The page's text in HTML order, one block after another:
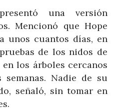
una versión
Mencionó que Hope
unos cuantos días, en
de los nidos de
los árboles cercanos
semanas. Nadie de su
señaló, sin tomar en